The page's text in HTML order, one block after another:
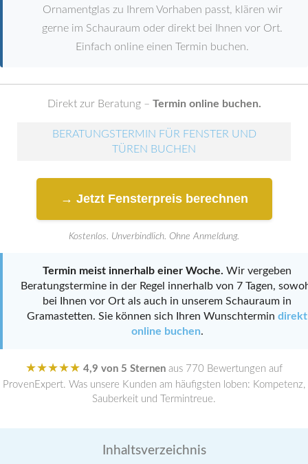
Ornamentglas zu Ihrem Vorhaben passt, klären wir
gerne im Schauraum oder direkt bei Ihnen vor Ort.
Einfach online einen Termin buchen.
Direkt zur Beratung – Termin online buchen.
BERATUNGSTERMIN FÜR FENSTER UND
TÜREN BUCHEN
→ Jetzt Fensterpreis berechnen
Kostenlos. Unverbindlich. Ohne Anmeldung.
Termin meist innerhalb einer Woche. Wir vergeben
Beratungstermine in der Regel innerhalb von 7 Tagen,
bei Ihnen vor Ort als auch in unserem Schauraum in
Gramastetten. Sie können sich Ihren Wunschtermin direkt
online buchen.
★★★★★ 4,9 von 5 Sternen aus 770 Bewertungen auf
ProvenExpert. Was unsere Kunden am häufigsten loben: Kompetenz,
Sauberkeit und Termintreue.
Inhaltsverzeichnis